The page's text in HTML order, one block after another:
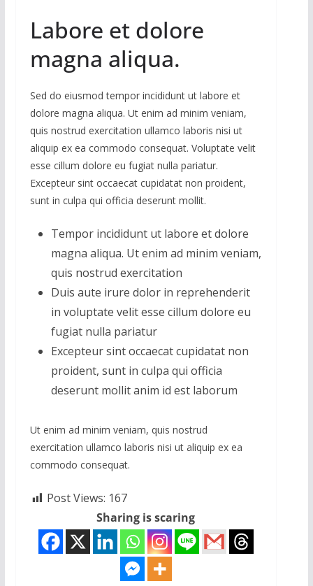
Labore et dolore
magna aliqua.
Sed do eiusmod tempor incididunt ut labore et
dolore magna aliqua. Ut enim ad minim veniam,
quis nostrud exercitation ullamco laboris nisi ut
aliquip ex ea commodo consequat. Voluptate velit
esse cillum dolore eu fugiat nulla pariatur.
Excepteur sint occaecat cupidatat non proident,
sunt in culpa qui officia deserunt mollit.
Tempor incididunt ut labore et dolore
magna aliqua. Ut enim ad minim veniam,
quis nostrud exercitation
Duis aute irure dolor in reprehenderit
in voluptate velit esse cillum dolore eu
fugiat nulla pariatur
Excepteur sint occaecat cupidatat non
proident, sunt in culpa qui officia
deserunt mollit anim id est laborum
Ut enim ad minim veniam, quis nostrud
exercitation ullamco laboris nisi ut aliquip ex ea
commodo consequat.
Post Views: 167
Sharing is scaring